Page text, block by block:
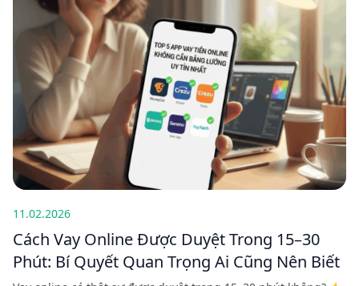
11.02.2026
Cách Vay Online Được Duyệt Trong 15–30
Phút: Bí Quyết Quan Trọng Ai Cũng Nên Biết